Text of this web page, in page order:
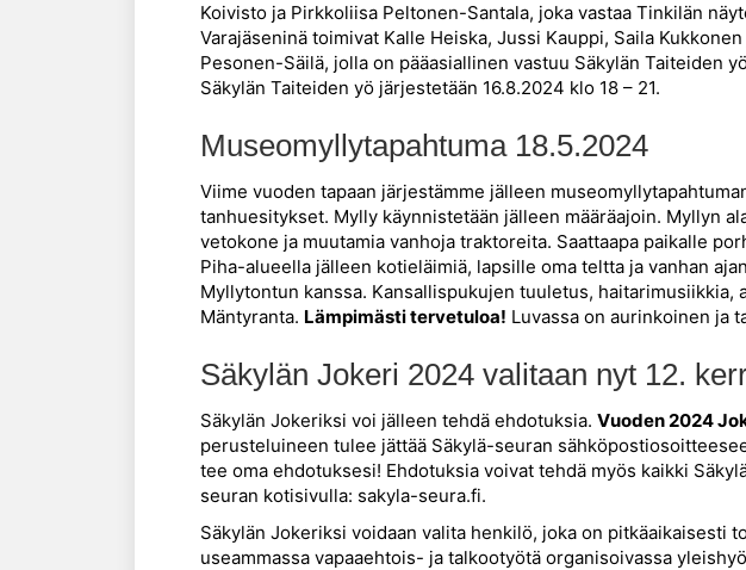
Koivisto ja Pirkkoliisa Peltonen-Santala, joka vastaa Tinkilän
Varajäseninä toimivat Kalle Heiska, Jussi Kauppi, Saila
Pesonen-Säilä, jolla on pääasiallinen vastuu Säkylän Taiteiden
Säkylän Taiteiden yö järjestetään 16.8.2024 klo 18 – 21.
Museomyllytapahtuma 18.5.2024
Viime vuoden tapaan järjestämme jälleen
tanhuesitykset. Mylly käynnistetään jälleen määräajoin. Myllyn
vetokone ja muutamia vanhoja traktoreita. Saattaapa paikalle
Piha-alueella jälleen kotieläimiä, lapsille oma teltta ja vanhan
Myllytontun kanssa. Kansallispukujen tuuletus,
Mäntyranta. Lämpimästi tervetuloa! Luvassa on aurinkoinen ja
Säkylän Jokeri 2024 valitaan nyt 12.
Säkylän Jokeriksi voi jälleen tehdä ehdotuksia.Vuoden 2024
perusteluineen tulee jättää Säkylä-seuran
tee oma ehdotuksesi! Ehdotuksia voivat tehdä myös kaikki
seuran kotisivulla: sakyla-seura.fi.
Säkylän Jokeriksi voidaan valita henkilö, joka on pitkäaikaisesti
useammassa vapaaehtois- ja talkootyötä organisoivassa